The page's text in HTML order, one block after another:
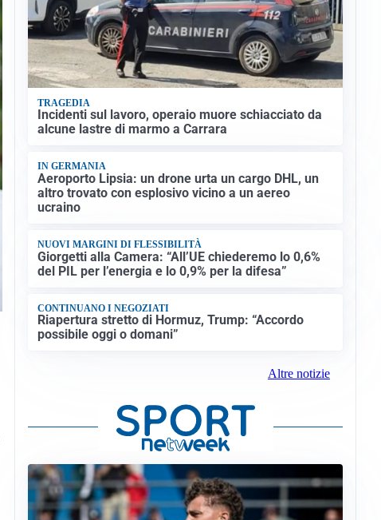
TRAGEDIA
Incidenti sul lavoro, operaio muore schiacciato da
alcune lastre di marmo a Carrara
IN GERMANIA
Aeroporto Lipsia: un drone urta un cargo DHL, un
altro trovato con esplosivo vicino a un aereo
ucraino
NUOVI MARGINI DI FLESSIBILITÀ
Giorgetti alla Camera: “All’UE chiederemo lo 0,6%
del PIL per l’energia e lo 0,9% per la difesa”
CONTINUANO I NEGOZIATI
Riapertura stretto di Hormuz, Trump: “Accordo
possibile oggi o domani”
Altre notizie